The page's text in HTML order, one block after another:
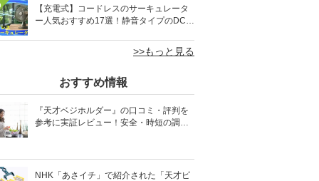
【充電式】コードレスのサーキュレータ
ー人気おすすめ17選！静音タイプのDCモ
>>もっと見る
おすすめ情報
『天才ベジホルダー』の口コミ・評判を
参考に実証レビュー！安全・時短の調理
NHK「あさイチ」で紹介された「天才ピ